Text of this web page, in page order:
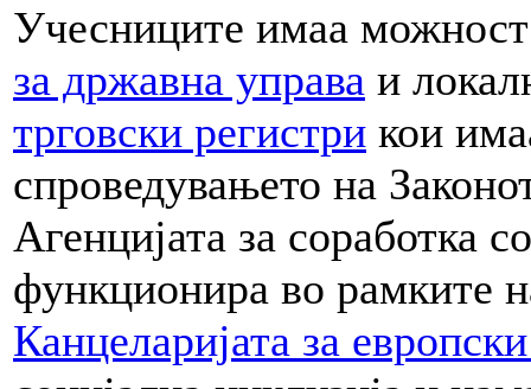
Учесниците имаа
за државна управа и
трговски регистри кои
спроведувањето на
Агенцијата за соработка
функционира во рамките
Канцеларијата за